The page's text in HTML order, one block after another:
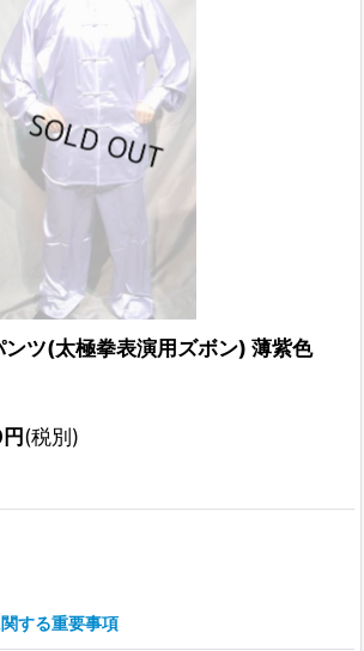
ツ(太極拳表演用ズボン) 薄紫色
円(税別)
する重要事項